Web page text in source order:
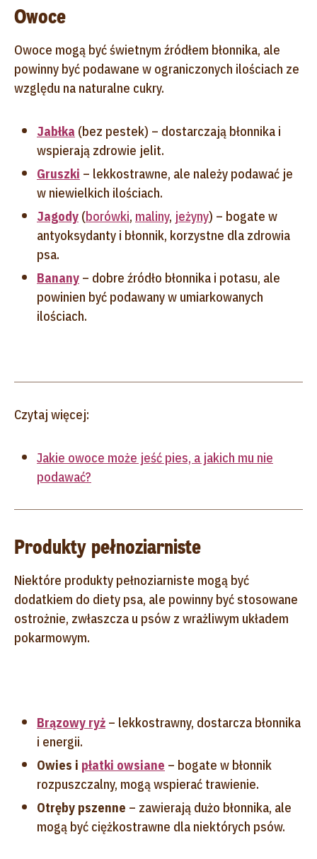
Owoce
Owoce mogą być świetnym źródłem błonnika, ale
powinny być podawane w ograniczonych ilościach ze
względu na naturalne cukry.
Jabłka (bez pestek) – dostarczają błonnika i
wspierają zdrowie jelit.
Gruszki – lekkostrawne, ale należy podawać je
w niewielkich ilościach.
Jagody (borówki, maliny, jeżyny) – bogate w
antyoksydanty i błonnik, korzystne dla zdrowia
psa.
Banany – dobre źródło błonnika i potasu, ale
powinien być podawany w umiarkowanych
ilościach.
Czytaj więcej:
Jakie owoce może jeść pies, a jakich mu nie
podawać?
Produkty pełnoziarniste
Niektóre produkty pełnoziarniste mogą być
dodatkiem do diety psa, ale powinny być stosowane
ostrożnie, zwłaszcza u psów z wrażliwym układem
pokarmowym.
Brązowy ryż – lekkostrawny, dostarcza błonnika
i energii.
Owies i płatki owsiane – bogate w błonnik
rozpuszczalny, mogą wspierać trawienie.
Otręby pszenne – zawierają dużo błonnika, ale
mogą być ciężkostrawne dla niektórych psów.